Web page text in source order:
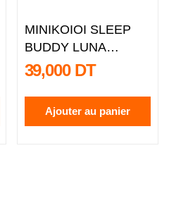
MINIKOIOI SLEEP
BUDDY LUNA
SUCETTE EN
SILICONE...
39,000 DT
Ajouter au panier